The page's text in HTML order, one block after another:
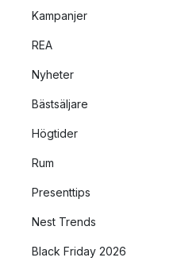
Kampanjer
REA
Nyheter
Bästsäljare
Högtider
Rum
Presenttips
Nest Trends
Black Friday 2026